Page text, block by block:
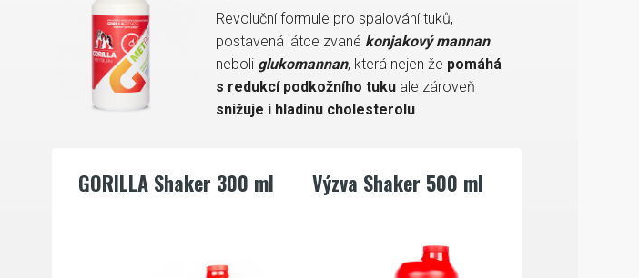
Revoluční formule pro spalování tuků,
postavená látce zvané konjakový mannan
neboli glukomannan, která nejen že pomáhá
s redukcí podkožního tuku ale zároveň
snižuje i hladinu cholesterolu.
GORILLA Shaker 300 ml Výzva Shaker 500 ml